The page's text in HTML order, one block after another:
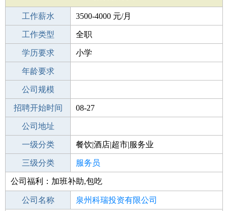
工作薪水 3500-4000 元/月
招聘人数 2人
工作类型 全职
性别要求 -
学历要求 小学
工作经验
年龄要求
工作地点
公司规模
公司电话
招聘开始时间 08-27
招聘结束时间
公司地址
一级分类 餐饮|酒店|超市|服务业
二级分类 餐饮
三级分类 服务员
其他行业 小吃快餐
公司福利：加班补助,包吃
公司名称 泉州科瑞投资有限公司